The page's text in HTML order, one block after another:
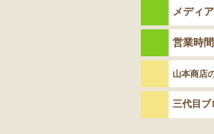
メディ
営業時
山本商店
三代目ブ